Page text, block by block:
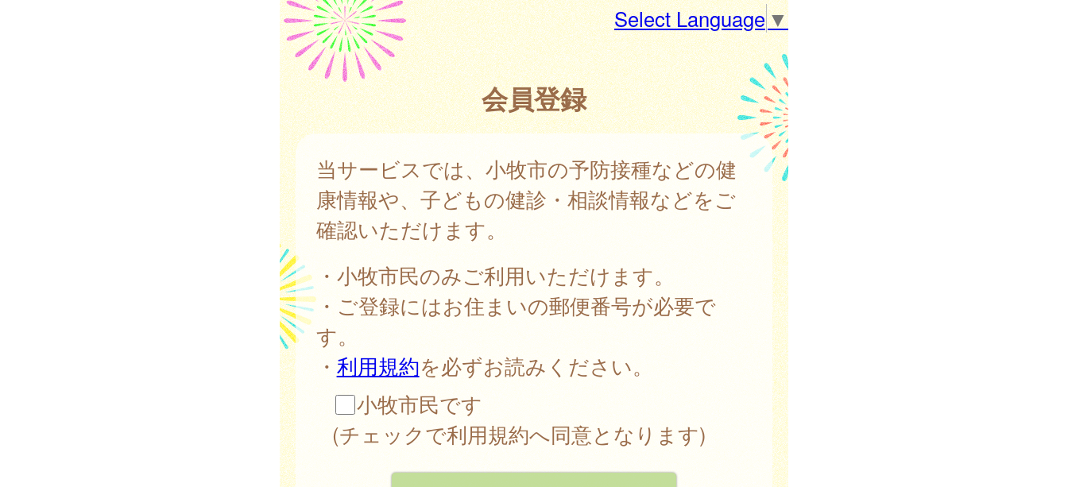
Select Language▼
会員登録
当サービスでは、小牧市の予防接種などの健
康情報や、子どもの健診・相談情報などをご
確認いただけます。
・小牧市民のみご利用いただけます。
・ご登録にはお住まいの郵便番号が必要で
す。
・ 利用規約を必ずお読みください。
小牧市民です
(チェックで利用規約へ同意となります)